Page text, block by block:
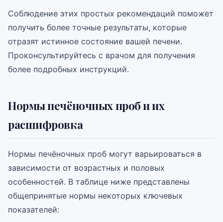
Соблюдение этих простых рекомендаций поможет
получить более точные результаты, которые
отразят истинное состояние вашей печени.
Проконсультируйтесь с врачом для получения
более подробных инструкций.
Нормы печёночных проб и их
расшифровка
Нормы печёночных проб могут варьироваться в
зависимости от возрастных и половых
особенностей. В таблице ниже представлены
общепринятые нормы некоторых ключевых
показателей: